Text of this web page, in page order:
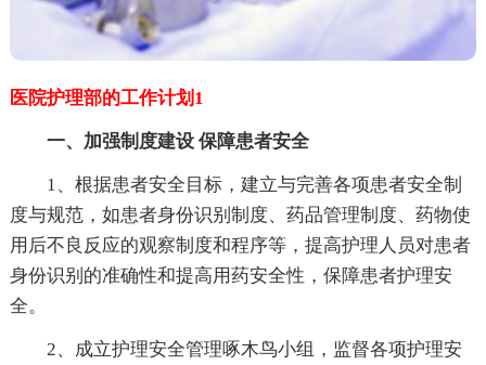
医院护理部的工作计划1
一、加强制度建设 保障患者安全
1、根据患者安全目标，建立与完善各项患者安全制
度与规范，如患者身份识别制度、药品管理制度、药物使
用后不良反应的观察制度和程序等，提高护理人员对患者
身份识别的准确性和提高用药安全性，保障患者护理安
全。
2、成立护理安全管理啄木鸟小组，监督各项护理安